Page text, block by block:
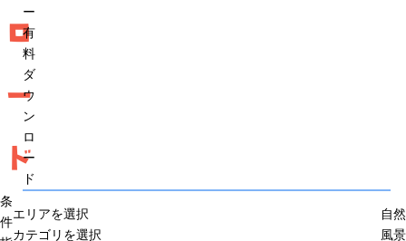
ロ
ー
ド
ー
有
料
ダ
ウ
ン
ロ
ー
ド
条
件
エリアを選択
カテゴリを選択
自
風景